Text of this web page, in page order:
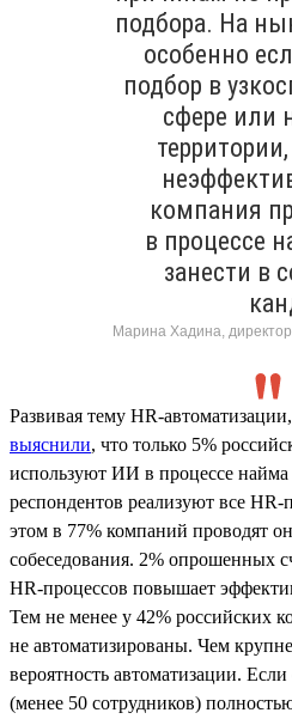
подбора. На
особенно
подбор в
сфере или
компания
в процессе
занести в
Марина Хадина,
Развивая тему HR-
выяснили, что только 5%
используют ИИ в процессе найма
респондентов реализуют все
этом в 77% компаний проводят
собеседования. 2% опрошенных
HR-процессов повышает
Тем не менее у 42% российских
не автоматизированы. Чем
вероятность автоматизации.
(менее 50 сотрудников)